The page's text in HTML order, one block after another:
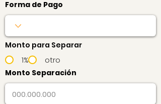
Forma de Pago
Monto para Separar
1% otro
Monto Separación